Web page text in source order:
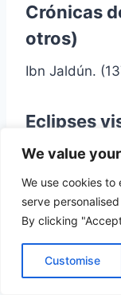
We value
We use cookies
serve
By clicking
Customise
Crónicas
otros)
Ibn Jaldún.
Eclipses
(catálogo
Instituto
8.
del eclipse